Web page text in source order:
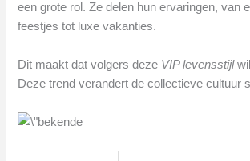
een grote rol. Ze delen hun ervaringen, van
feestjes tot luxe vakanties.
Dit maakt dat volgers deze VIP levensstijl
Deze trend verandert de collectieve cultuur